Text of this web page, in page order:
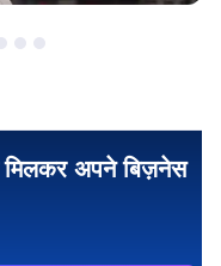
अपने बिज़नेस